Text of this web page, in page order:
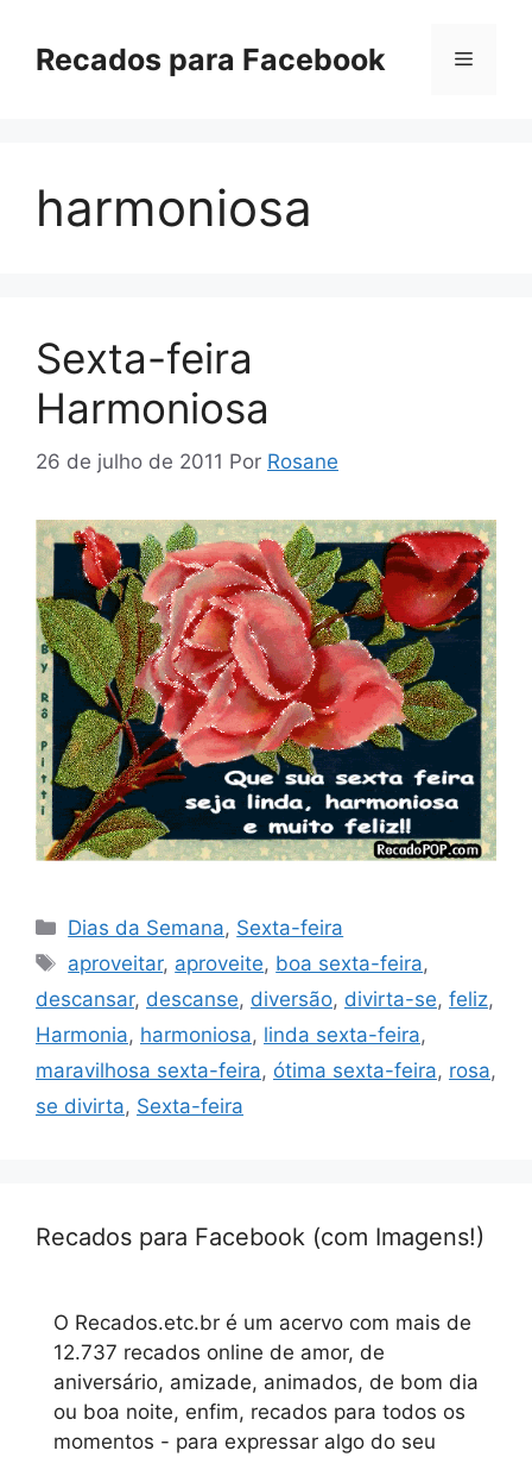
paraRecados para Facebook Menu
harmoniosa
Sexta-feira
Harmoniosa
26 de julho de 2011 Por Rosane
Categorias
Dias da Semana, Sexta-feira
Tags
aproveitar, aproveite, boa sexta-feira,
descansar, descanse, diversão, divirta-se, feliz,
Harmonia, harmoniosa, linda sexta-feira,
maravilhosa sexta-feira, ótima sexta-feira, rosa,
se divirta, Sexta-feira
Recados para Facebook (com Imagens!)
O Recados.etc.br é um acervo com mais de
12.737 recados online de amor, de
aniversário, amizade, animados, de bom dia
ou boa noite, enfim, recados para todos os
momentos - para expressar algo do seu